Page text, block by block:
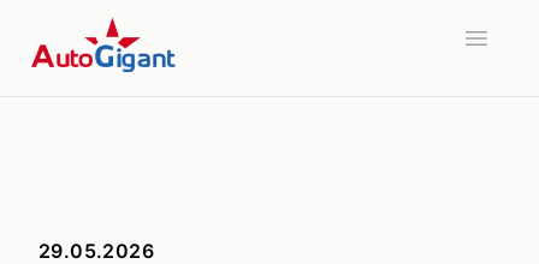
Open
29.05.2026